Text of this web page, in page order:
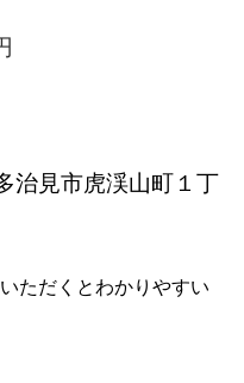
治見市虎渓山町１丁
ただくとわかりやすい